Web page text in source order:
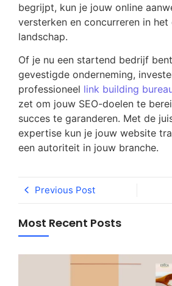
begrijpt, kun je jouw online
versterken en concurreren in
landschap.
Of je nu een startend bedrijf
gevestigde onderneming,
professioneel link building
zet om jouw SEO-doelen te
succes te garanderen. Met de
expertise kun je jouw website
een autoriteit in jouw branche.
Previous Post
Most Recent Posts